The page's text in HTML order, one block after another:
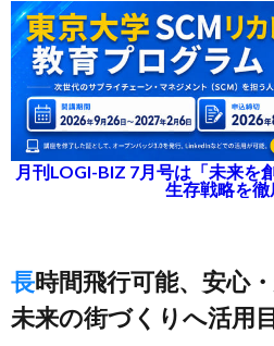
月刊LOGI-BIZ 7月号は「未来を
生存戦略を徹
長時間飛行可能、安心・安全でスマートな
未来の街づくりへ活用